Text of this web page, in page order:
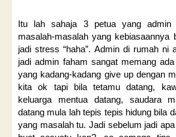
Itu lah sahaja 3 petua yang admin
masalah-masalah yang kebiasaannya
jadi stress “haha”. Admin di rumah ni
jadi admin faham sangat memang
yang kadang-kadang give up dengan
kita ok tapi bila tetamu datang,
keluarga mentua datang, saudara
datang mula lah tepis tepis hidung bila
yang masalah tu. Jadi sebelum jadi